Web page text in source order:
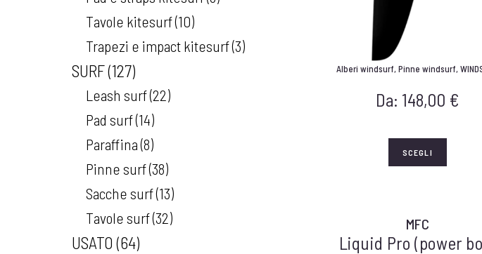
Tavole kitesurf 10
Trapezi e impact kitesurf 3
SURF 127
Leash surf 22
Pad surf 14
Paraffina 8
Pinne surf 38
Sacche surf 13
Tavole surf 32
USATO 64
Alberi windsurf,Pinne windsurf,
Da: 148,00 €
SCEGLI
MFC
Liquid Pro (power